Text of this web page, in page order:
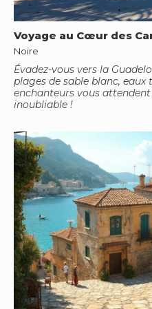
Voyage au Cœur des
Noire
Évadez-vous vers la
plages de sable blanc, eaux
enchanteurs vous
inoubliable !